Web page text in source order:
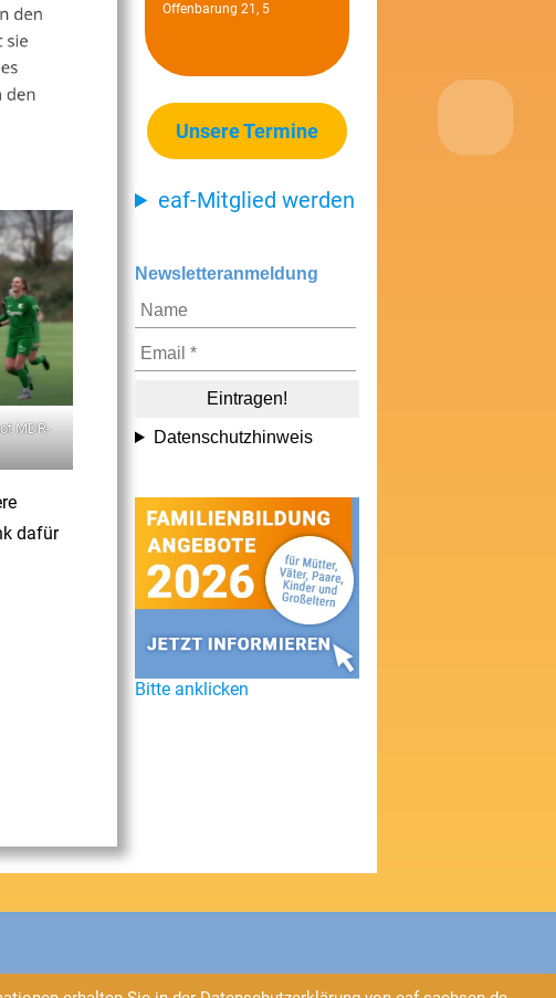
MDR-
dafür
Offenbarung 21, 5
Unsere Termine
eaf-Mitglied werden
Newsletteranmeldung
Datenschutzhinweis
Bitte anklicken